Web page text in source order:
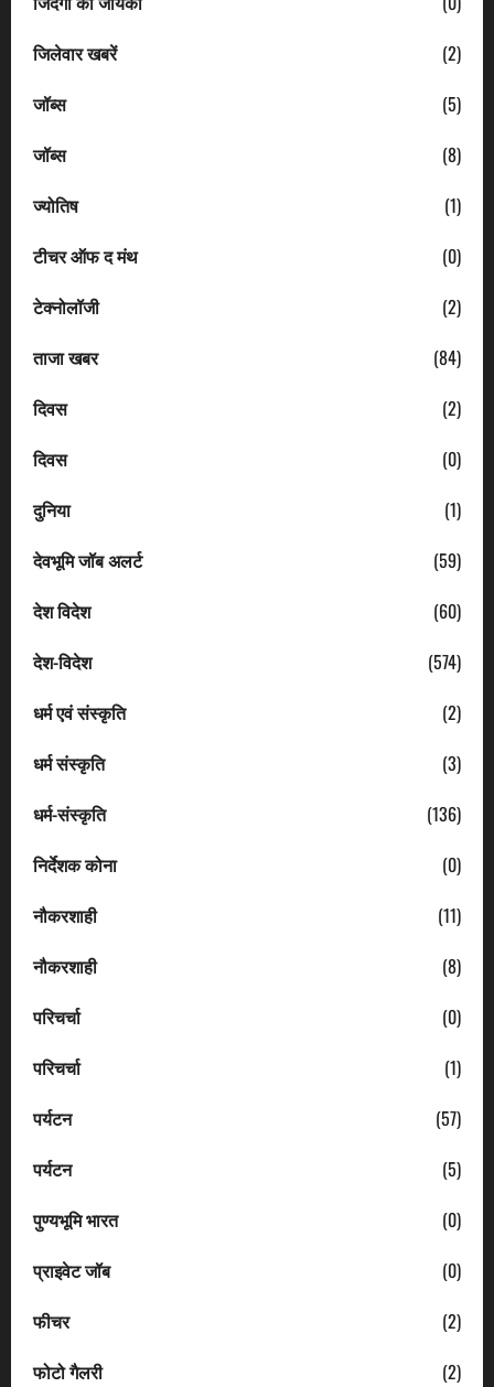
जिलेवार खबरें
(2)
जॉब्स
(5)
जॉब्स
(8)
ज्योतिष
(1)
टीचर ऑफ द मंथ
(0)
टेक्नोलॉजी
(2)
ताजा खबर
(84)
दिवस
(2)
दिवस
(0)
दुनिया
(1)
देवभूमि जॉब अलर्ट
(59)
देश विदेश
(60)
देश-विदेश
(574)
धर्म एवं संस्कृति
(2)
धर्म संस्कृति
(3)
धर्म-संस्कृति
(136)
निर्देशक कोना
(0)
नौकरशाही
(11)
नौकरशाही
(8)
परिचर्चा
(0)
परिचर्चा
(1)
पर्यटन
(57)
पर्यटन
(5)
पुण्यभूमि भारत
(0)
प्राइवेट जॉब
(0)
फीचर
(2)
फोटो गैलरी
(2)